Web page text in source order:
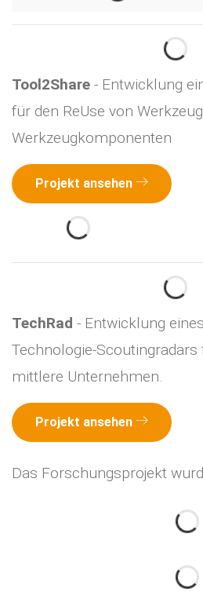
Tool2Share - Entwicklung
für den ReUse von
Werkzeugkomponenten
Projekt ansehen
TechRad - Entwicklung
Technologie-
mittlere Unternehmen.
Projekt ansehen
Das Forschungsprojekt